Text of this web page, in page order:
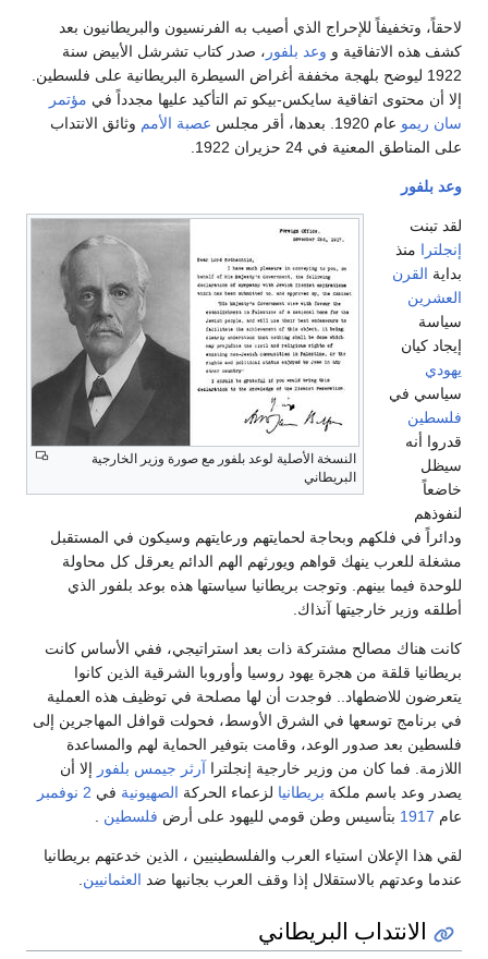
للإحراج الذي أصيب به الفرنسيون والبريطانيون بعد
ووعد بلفور، صدر كتاب تشرشل الأبيض سنة
ليوضح بلهجة مخففة أغراض السيطرة البريطانية على فلسطين.
اتفاقية سايكس-بيكو تم التأكيد عليها مجدداً فيمؤتمر
عام 1920. بعدها، أقر مجلس عصبة الأمم وثائق الانتداب
في 24 حزيران 1922.
النسخة الأصلية لوعد بلفور مع صورة وزير الخارجية
البريطاني
فلكهم وبحاجة لحمايتهم ورعايتهم وسيكون في المستقبل
ينهك قواهم ويورثهم الهم الدائم يعرقل كل محاولة
بينهم. وتوجت بريطانيا سياستها هذه بوعد بلفور الذي
خارجيتها آنذاك.
مصالح مشتركة ذات بعد استراتيجي، ففي الأساس كانت
من هجرة يهود روسيا وأوروبا الشرقية الذين كانوا
فوجدت أن لها مصلحة في توظيف هذه العملية
توسعها في الشرق الأوسط، فحولت قوافل المهاجرين إلى
صدور الوعد، وقامت بتوفير الحماية لهم والمساعدة
كان من وزير خارجية إنجلتراآرثر جيمس بلفور إلا أن
باسم ملكةبريطانيا لزعماء الحركة الصهيونية في2 نوفمبر
بتأسيس وطن قومي لليهود على أرضفلسطين.
استياء العرب والفلسطينيين ، الذين خدعتهم بريطانيا
بالاستقلال إذا وقف العرب بجانبها ضدالعثمانيين .
البريطاني